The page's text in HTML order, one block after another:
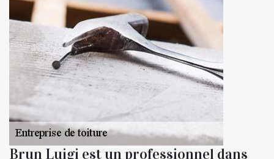
Brun Luigi est un professionnel dans